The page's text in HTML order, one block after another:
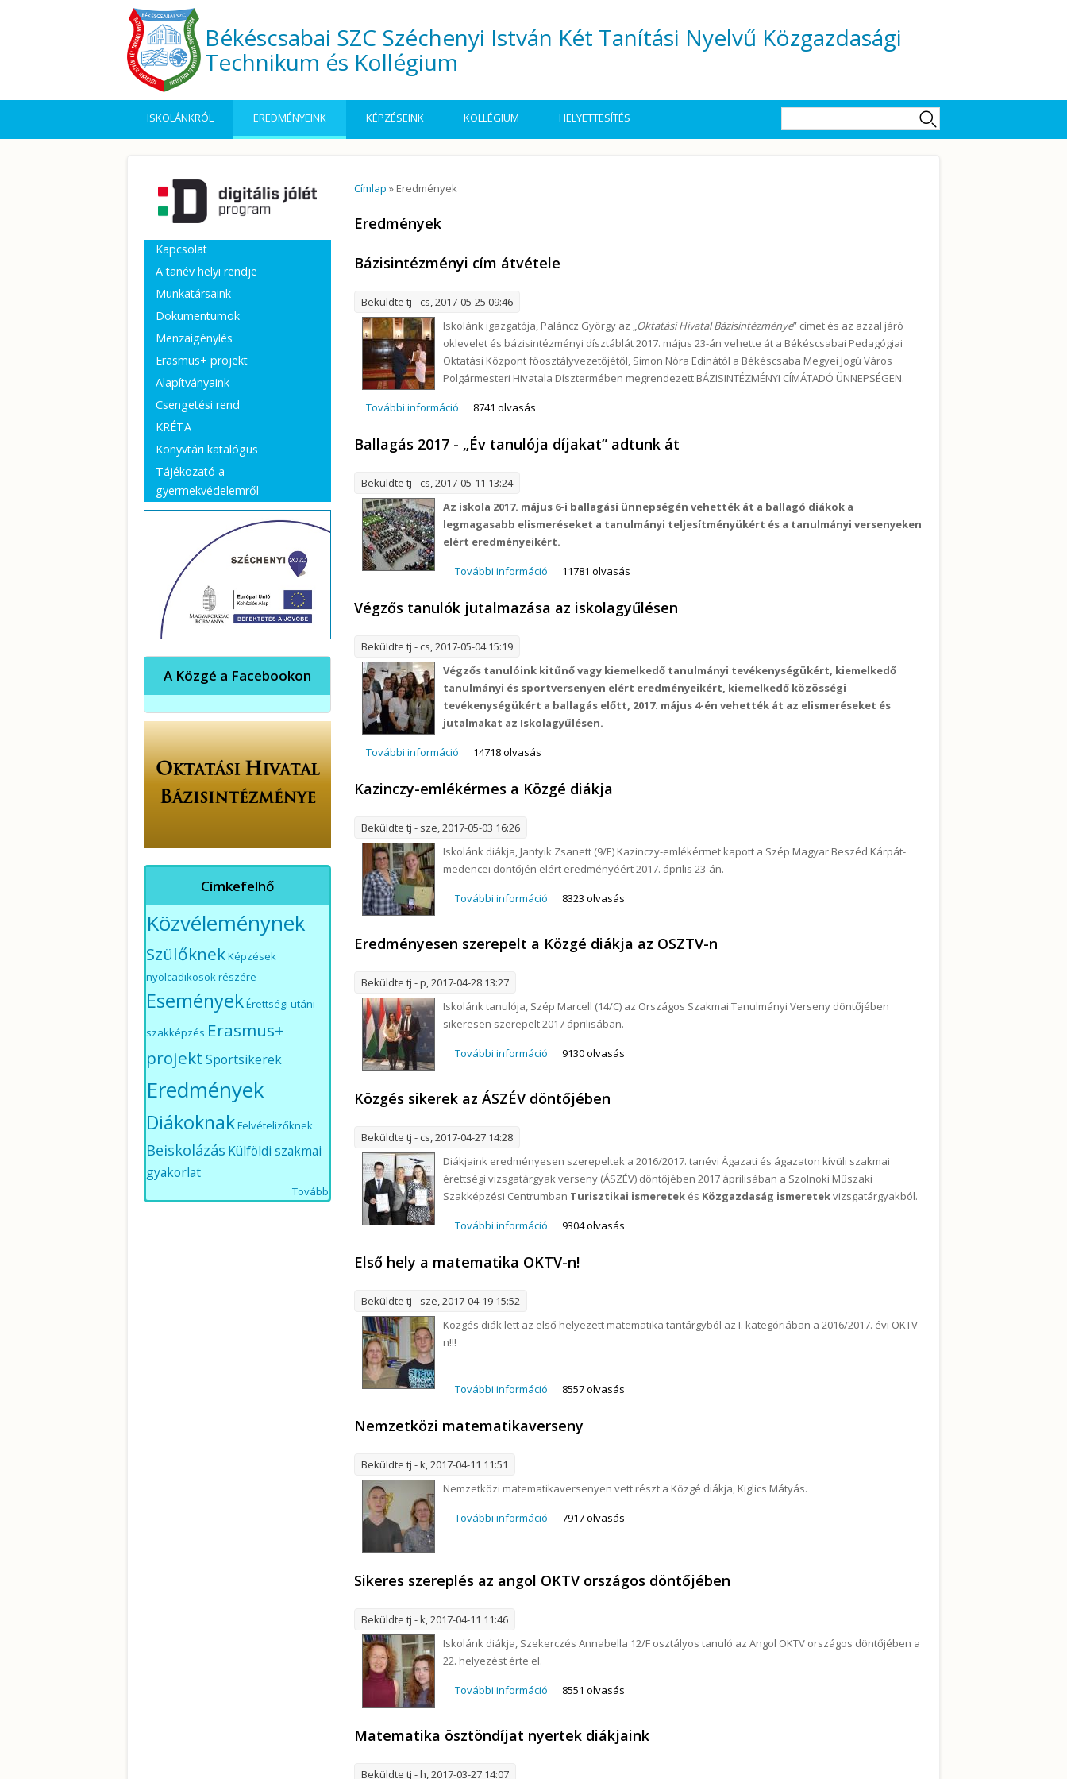
Békéscsabai SZC Széchenyi István Két Tanítási Nyelvű Közgazdasági
Technikum és Kollégium
ISKOLÁNKRÓL EREDMÉNYEINK KÉPZÉSEINK KOLLÉGIUM HELYETTESÍTÉS
Jelenlegi hely
Címlap » Eredmények
Eredmények
Bázisintézményi cím átvétele
Beküldtetj - cs, 2017-05-25 09:46
Iskolánk igazgatója, Paláncz György az „ Oktatási Hivatal Bázisintézménye” címet és az azzal járó
oklevelet és bázisintézményi dísztáblát 2017. május 23-án vehette át a Békéscsabai Pedagógiai
Oktatási Központ főosztályvezetőjétől, Simon Nóra Edinától a Békéscsaba Megyei Jogú Város
Polgármesteri Hivatala Dísztermében megrendezett BÁZISINTÉZMÉNYI CÍMÁTADÓ ÜNNEPSÉGEN.
További információ Bázisintézményi cím átvétele tartalommal kapcsolatosan
8741 olvasás
Ballagás 2017 - „Év tanulója díjakat” adtunk át
Beküldtetj - cs, 2017-05-11 13:24
Az iskola 2017. május 6-i ballagási ünnepségén vehették át a ballagó diákok a
legmagasabb elismeréseket a tanulmányi teljesítményükért és a tanulmányi versenyeken
elért eredményeikért.
További információ Ballagás 2017 - „Év tanulója díjakat” adtunk át tartalommal kapcsolatosan
11781 olvasás
Végzős tanulók jutalmazása az iskolagyűlésen
Beküldtetj - cs, 2017-05-04 15:19
Végzős tanulóink kitűnő vagy kiemelkedő tanulmányi tevékenységükért, kiemelkedő
tanulmányi és sportversenyen elért eredményeikért, kiemelkedő közösségi
tevékenységükért a ballagás előtt, 2017. május 4-én vehették át az elismeréseket és
jutalmakat az Iskolagyűlésen.
További információ Végzős tanulók jutalmazása az iskolagyűlésen tartalommal kapcsolatosan
14718 olvasás
Kazinczy-emlékérmes a Közgé diákja
Beküldtetj - sze, 2017-05-03 16:26
Iskolánk diákja, Jantyik Zsanett (9/E) Kazinczy-emlékérmet kapott a Szép Magyar Beszéd Kárpát-
medencei döntőjén elért eredményéért 2017. április 23-án.
További információ Kazinczy-emlékérmes a Közgé diákja tartalommal kapcsolatosan
8323 olvasás
Eredményesen szerepelt a Közgé diákja az OSZTV-n
Beküldtetj - p, 2017-04-28 13:27
Iskolánk tanulója, Szép Marcell (14/C) az Országos Szakmai Tanulmányi Verseny döntőjében
sikeresen szerepelt 2017 áprilisában.
További információ Eredményesen szerepelt a Közgé diákja az OSZTV-n tartalommal kapcsolatosan
9130 olvasás
Közgés sikerek az ÁSZÉV döntőjében
Beküldtetj - cs, 2017-04-27 14:28
Diákjaink eredményesen szerepeltek a 2016/2017. tanévi Ágazati és ágazaton kívüli szakmai
érettségi vizsgatárgyak verseny (ÁSZÉV) döntőjében 2017 áprilisában a Szolnoki Műszaki
Szakképzési Centrumban Turisztikai ismeretek és Közgazdaság ismeretekvizsgatárgyakból.
További információ Közgés sikerek az ÁSZÉV döntőjében tartalommal kapcsolatosan
9304 olvasás
Első hely a matematika OKTV-n!
Beküldtetj - sze, 2017-04-19 15:52
Közgés diák lett az első helyezett matematika tantárgyból az I. kategóriában a 2016/2017. évi OKTV-
n!!!
További információ Első hely a matematika OKTV-n! tartalommal kapcsolatosan
8557 olvasás
Nemzetközi matematikaverseny
Beküldtetj - k, 2017-04-11 11:51
Nemzetközi matematikaversenyen vett részt a Közgé diákja, Kiglics Mátyás.
További információ Nemzetközi matematikaverseny tartalommal kapcsolatosan
7917 olvasás
Sikeres szereplés az angol OKTV országos döntőjében
Beküldtetj - k, 2017-04-11 11:46
Iskolánk diákja, Szekerczés Annabella 12/F osztályos tanuló az Angol OKTV országos döntőjében a
22. helyezést érte el.
További információ Sikeres szereplés az angol OKTV országos döntőjében tartalommal
8551 olvasás
Matematika ösztöndíjat nyertek diákjaink
Beküldtetj - h, 2017-03-27 14:07
Kapcsolat
A tanév helyi rendje
Munkatársaink
Dokumentumok
Menzaigénylés
Erasmus+ projekt
Alapítványaink
Csengetési rend
KRÉTA
Könyvtári katalógus
Tájékozató a
gyermekvédelemről
A Közgé a Facebookon
Címkefelhő
Közvéleménynek
SzülőknekKépzések
nyolcadikosok részére
EseményekÉrettségi utáni
szakképzés Erasmus+
projektSportsikerek
Eredmények
DiákoknakFelvételizőknek
Beiskolázás Külföldi szakmai
gyakorlat
Tovább